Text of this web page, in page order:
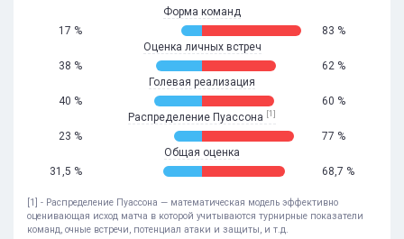
Форма команд
17 %
83 %
Оценка личных встреч
38 %
62 %
Голевая реализация
40 %
60 %
Распределение Пуассона [1]
23 %
77 %
Общая оценка
31,5 %
68,7 %
[1] - Распределение Пуассона — математическая модель эффективно
оценивающая исход матча в которой учитываются турнирные показатели
команд, очные встречи, потенциал атаки и защиты, и т.д.